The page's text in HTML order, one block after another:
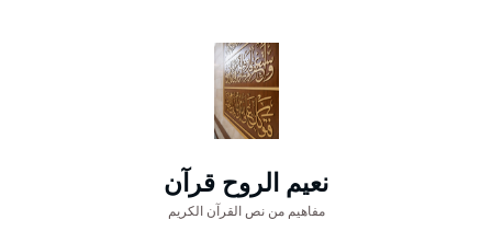
نعيم الروح قرآن
مفاهيم من نص القرآن الكريم